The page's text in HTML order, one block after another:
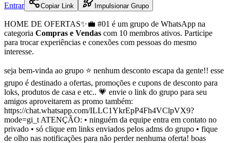
Entrar Copiar Link Impulsionar Grupo
HOME DE OFERTAS✨💼 #01 é um grupo de WhatsApp na
categoria Compras e Vendas com 10 membros ativos. Participe
para trocar experiências e conexões com pessoas do mesmo
interesse.
seja bem-vinda ao grupo ⭐️ nenhum desconto escapa da gente!! esse
grupo é destinado a ofertas, promoções e cupons de desconto para
loks, produtos de casa e etc.. 💗 envie o link do grupo para seu
amigos aproveitarem as promo também:
https://chat.whatsapp.com/ILLC1YkrEpP4Fh4VClpVX9?
mode=gi_t ATENÇÃO: • ninguém da equipe entra em contato no
privado • só clique em links enviados pelos adms do grupo • fique
de olho nas notificações para não perder nenhuma oferta! boas